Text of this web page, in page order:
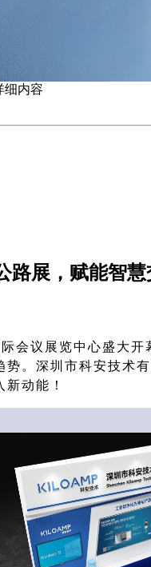
细内容
路展，赋能智
议展览中心盛大开
。深圳市科安技术
动能！